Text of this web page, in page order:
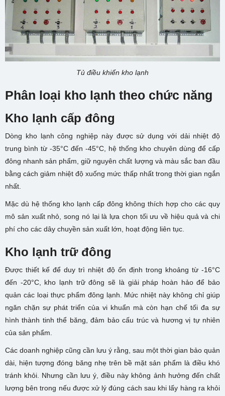
Tủ điều khiển kho lạnh
Phân loại kho lạnh theo chức năng
Kho lạnh cấp đông
Dòng kho lạnh công nghiệp này được sử dụng với dải nhiệt độ
trung bình từ -35°C đến -45°C, hệ thống kho chuyên dùng để cấp
đông nhanh sản phẩm, giữ nguyên chất lượng và màu sắc ban đầu
bằng cách giảm nhiệt độ xuống mức thấp nhất trong thời gian ngắn
nhất.
Mặc dù hệ thống kho lạnh cấp đông không thích hợp cho các quy
mô sản xuất nhỏ, song nó lại là lựa chọn tối ưu về hiệu quả và chi
phí cho các dây chuyền sản xuất lớn, hoạt động liên tục.
Kho lạnh trữ đông
Được thiết kế để duy trì nhiệt độ ổn định trong khoảng từ -16°C
đến -20°C, kho lạnh trữ đông sẽ là giải pháp hoàn hảo để bảo
quản các loại thực phẩm đông lạnh. Mức nhiệt này không chỉ giúp
ngăn chặn sự phát triển của vi khuẩn mà còn hạn chế tối đa sự
hình thành tinh thể băng, đảm bảo cấu trúc và hương vị tự nhiên
của sản phẩm.
Các doanh nghiệp cũng cần lưu ý rằng, sau một thời gian bảo quản
dài, hiện tượng đóng băng nhẹ trên bề mặt sản phẩm là điều khó
tránh khỏi. Nhưng cần lưu ý, điều này không ảnh hưởng đến chất
lượng bên trong nếu được xử lý đúng cách sau khi lấy hàng ra khỏi